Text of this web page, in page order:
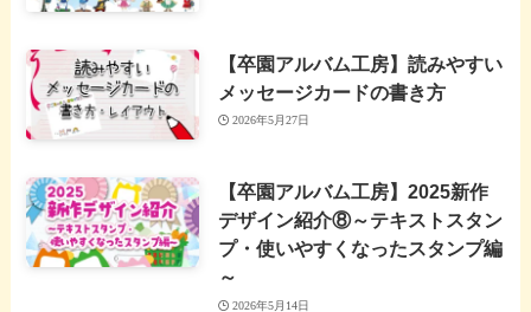
【卒園アルバム工房】読みやすい
メッセージカードの書き方
2026年5月27日
【卒園アルバム工房】2025新作
デザイン紹介⑧～テキストスタン
プ・使いやすくなったスタンプ編
～
2026年5月14日